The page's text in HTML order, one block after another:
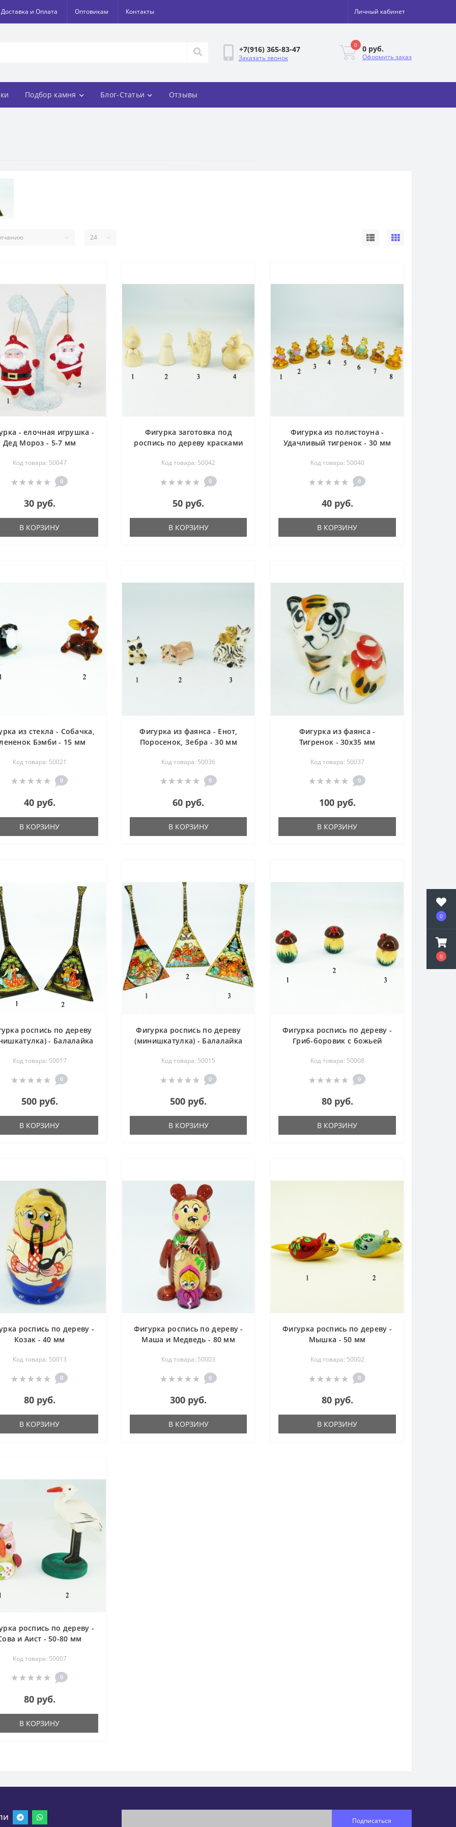
0
0
Доставка и Оплата Оптовикам Контакты Личный кабинет
+7(916) 365-83-47
Заказать звонок
0 0 руб.
Оформить заказ
Подбор камня Блог-Статьи Отзывы
- елочная игрушка -
Дед Мороз - 5-7 мм
Код товара: 50047
0
30 руб.
В КОРЗИНУ
Фигурка заготовка под
роспись по дереву красками
Мишка, Курочка-ряба - 50
Код товара: 50042
0
50 руб.
В КОРЗИНУ
Фигурка из полистоуна -
Удачливый тигренок - 30 мм
Код товара: 50040
0
40 руб.
В КОРЗИНУ
из стекла - Собачка,
Бэмби - 15 мм
Код товара: 50021
0
40 руб.
В КОРЗИНУ
Фигурка из фаянса - Енот,
Поросенок, Зебра - 30 мм
Код товара: 50036
0
60 руб.
В КОРЗИНУ
Фигурка из фаянса -
Тигренок - 30х35 мм
Код товара: 50037
0
100 руб.
В КОРЗИНУ
роспись по дереву
- Балалайка
Код товара: 50017
0
500 руб.
В КОРЗИНУ
Фигурка роспись по дереву
(минишкатулка) - Балалайка
Код товара: 50015
0
500 руб.
В КОРЗИНУ
Фигурка роспись по дереву -
Гриб-боровик с божьей
Код товара: 50008
0
80 руб.
В КОРЗИНУ
роспись по дереву -
Козак - 40 мм
Код товара: 50013
0
80 руб.
В КОРЗИНУ
Фигурка роспись по дереву -
Маша и Медведь - 80 мм
Код товара: 50003
0
300 руб.
В КОРЗИНУ
Фигурка роспись по дереву -
Мышка - 50 мм
Код товара: 50002
0
80 руб.
В КОРЗИНУ
роспись по дереву -
и Аист - 50-80 мм
Код товара: 50007
0
80 руб.
В КОРЗИНУ
Подписаться